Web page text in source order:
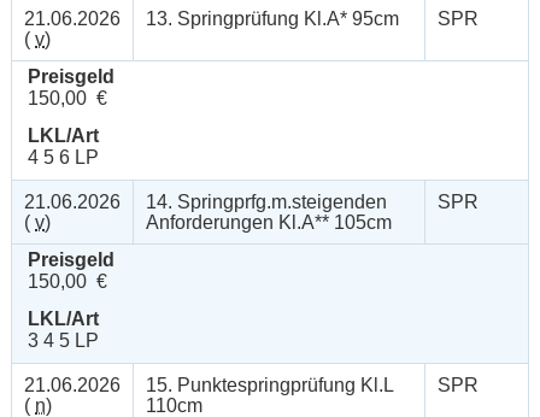
21.06.2026
( v)
13. Springprüfung Kl.A* 95cm SPR
Preisgeld
150,00 €
LKL/Art
4 5 6 LP
21.06.2026
( v)
14. Springprfg.m.steigenden
Anforderungen Kl.A** 105cm
SPR
Preisgeld
150,00 €
LKL/Art
3 4 5 LP
21.06.2026
( n)
15. Punktespringprüfung Kl.L
110cm
SPR